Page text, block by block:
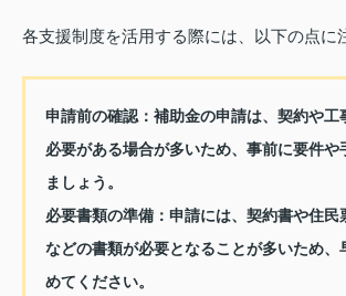
各支援制度を活用する際には、以下の点に
申請前の確認：補助金の申請は、契約や工
必要がある場合が多いため、事前に要件や
ましょう。
必要書類の準備：申請には、契約書や住民
などの書類が必要となることが多いため、
めてください。